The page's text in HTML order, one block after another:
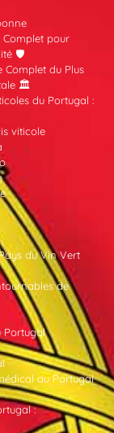
Complet pour
🛡️
Complet du Plus
🏛️
du Portugal :
viticole
du Vin Vert
de
Portugal
au Portugal
: